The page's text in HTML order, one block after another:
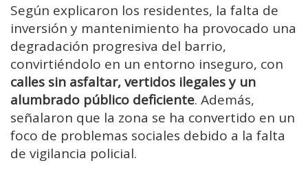
Según explicaron los residentes, la falta de
inversión y mantenimiento ha provocado una
degradación progresiva del barrio,
convirtiéndolo en un entorno inseguro, con
calles sin asfaltar, vertidos ilegales y un
alumbrado público deficiente. Además,
señalaron que la zona se ha convertido en un
foco de problemas sociales debido a la falta
de vigilancia policial.